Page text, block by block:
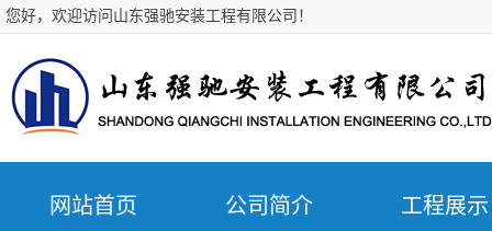
您好，欢迎访问山东强驰安装工程有限公司！
网站首页 公司简介 工程展示